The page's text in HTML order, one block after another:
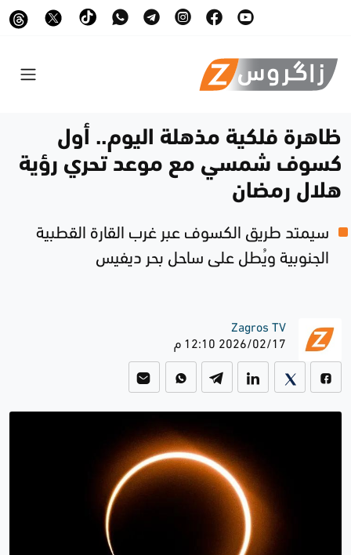
ظاهرة فلكية مذهلة اليوم.. أول
كسوف شمسي مع موعد تحري رؤية
هلال رمضان
سيمتد طريق الكسوف عبر غرب القارة القطبية
الجنوبية ويُطل على ساحل بحر ديفيس
Zagros TV
2026/02/17 12:10 م